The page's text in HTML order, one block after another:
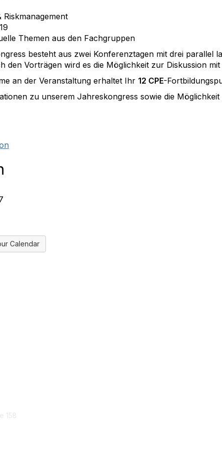
Riskmanagement
Themen aus den Fachgruppen
besteht aus zwei Konferenztagen mit drei parallel
den Vorträgen wird es die Möglichkeit zur Diskussion
an der Veranstaltung erhaltet Ihr 12 CPE-
zu unserem Jahreskongress sowie die
Calendar
158